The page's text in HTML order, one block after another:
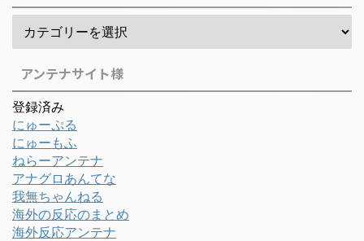
アンテナサイト様
登録済み
にゅーぷる
にゅーもふ
ねらーアンテナ
アナグロあんてな
我無ちゃんねる
海外の反応のまとめ
海外反応アンテナ